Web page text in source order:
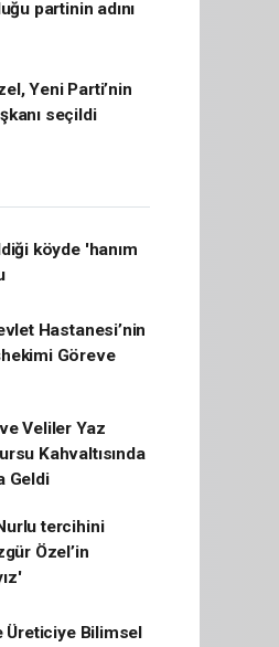
partinin adını
Yeni Parti’nin
seçildi
köyde 'hanım
Hastanesi’nin
Göreve
Veliler Yaz
Kahvaltısında
Geldi
tercihini
Özel’in
Üreticiye Bilimsel